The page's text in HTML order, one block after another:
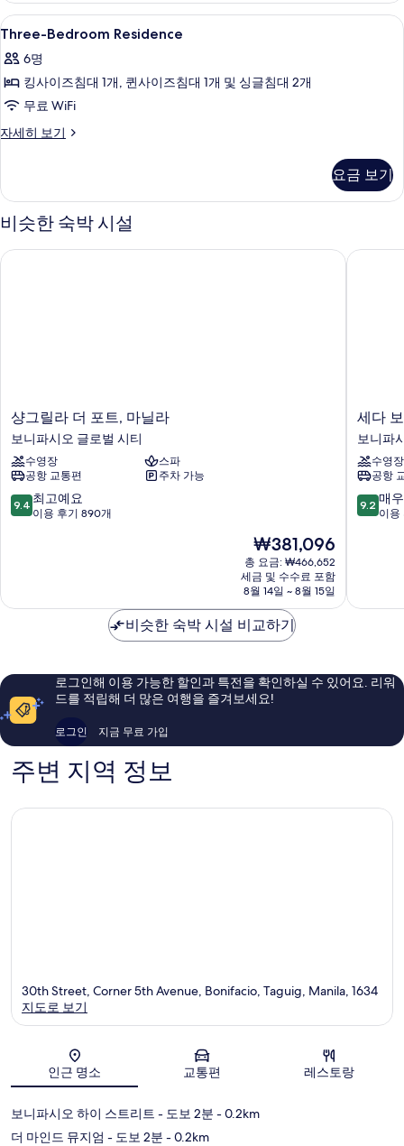
기
히
보
Three-
Bedroom
Residence
사
진
모
기
1 개의 침실, 고급 침구, 객실 내 금고, 책
6
Three-Bedroom Residence
6명
킹사이즈침대 1개, 퀸사이즈침대 1개 및 싱글침대 2개
무료 WiFi
자세히 보기
Three-
세
보
요금 보기
비슷한 숙박 시설
샹
그
릴
라
더
포
트,
파
로
시
티
샹그릴라 더 포트, 마닐라
보니파시오 글로벌 시티
수영장
스파
공항 교통편
주차 가능
10
점
최
이
후
기
9.4 최고예요
이용 후기 890개
현
재
요
금
₩381,096
₩381,096
총 요금: ₩466,652
세금 및 수수료 포함
8월 14일 ~ 8월 15일
샹그릴라 더 포트, 마닐라
세
다
보
니
파
시
오
마
니
파
티
세다
보니파
수영장
공항
10
점
매
해
요,
9.2 매
이용
세다 보
비슷한 숙박 시설 비교하기
로그인해 이용 가능한 할인과 특전을 확인하실 수 있어요. 리워
드를 적립해 더 많은 여행을 즐겨보세요!
로그인 지금 무료 가입
주변 지역 정보
지도
30th Street, Corner 5th Avenue, Bonifacio, Taguig, Manila, 1634
지도로 보기
인근 명소 교통편 레스토랑
보니파시오 하이 스트리트 - 도보 2분 - 0.2km
더 마인드 뮤지엄 - 도보 2분 - 0.2km